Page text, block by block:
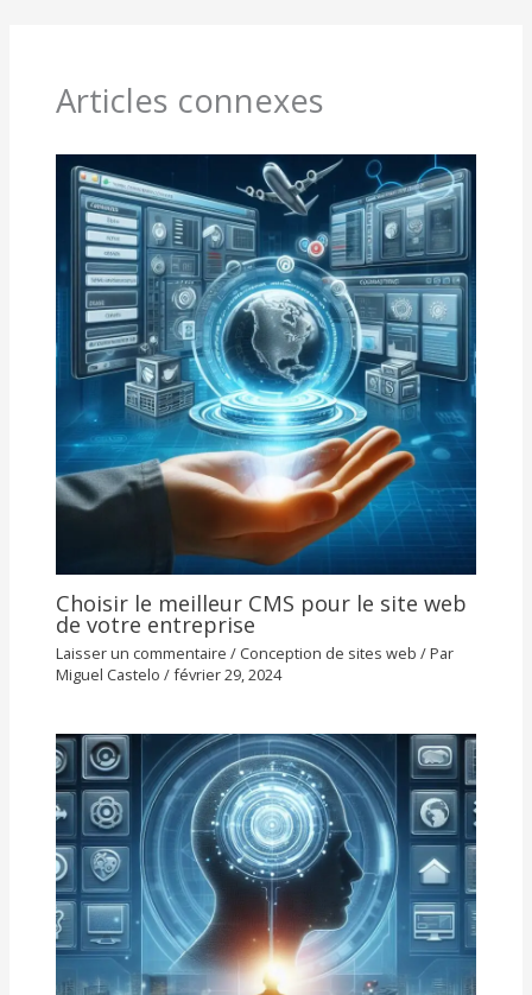
Articles connexes
Choisir le meilleur CMS pour le site web
de votre entreprise
Laisser un commentaire / Conception de sites web / Par
Miguel Castelo/février 29, 2024